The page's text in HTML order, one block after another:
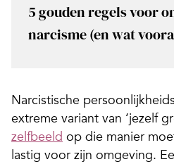
5 gouden regels voor
narcisme (en wat
Narcistische
extreme variant van ‘jezelf
zelfbeeld op die manier
lastig voor zijn omgeving.